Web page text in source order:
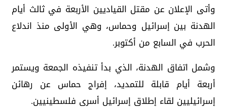
وأتى الإعلان عن مقتل القياديين الأربعة في ثالث أيام
الهدنة بين إسرائيل وحماس، وهي الأولى منذ اندلاع
الحرب في السابع من أكتوبر.
وشمل اتفاق الهدنة، الذي بدأ تنفيذه الجمعة ويستمر
أربعة أيام قابلة للتمديد، إفراج حماس عن رهائن
إسرائيليين لقاء إطلاق إسرائيل أسرى فلسطينيين.